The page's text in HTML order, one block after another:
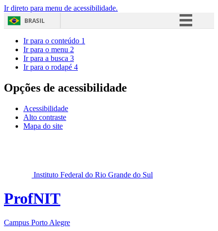
Ir direto para menu de acessibilidade.
BRASIL
Acesso à informação
Ir para o conteúdo 1
Ir para o menu 2
Ir para a busca 3
Ir para o rodapé 4
Opções de acessibilidade
Acessibilidade
Alto contraste
Mapa do site
Instituto Federal do Rio Grande do Sul
ProfNIT
Campus Porto Alegre